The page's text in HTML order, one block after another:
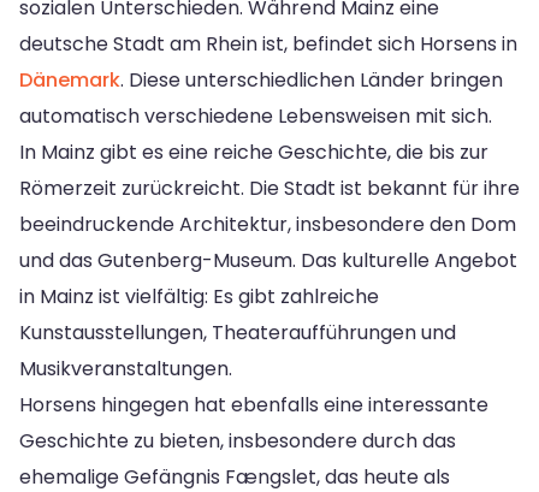
sozialen Unterschieden. Während Mainz eine
deutsche Stadt am Rhein ist, befindet sich Horsens in
Dänemark. Diese unterschiedlichen Länder bringen
automatisch verschiedene Lebensweisen mit sich.
In Mainz gibt es eine reiche Geschichte, die bis zur
Römerzeit zurückreicht. Die Stadt ist bekannt für ihre
beeindruckende Architektur, insbesondere den Dom
und das Gutenberg-Museum. Das kulturelle Angebot
in Mainz ist vielfältig: Es gibt zahlreiche
Kunstausstellungen, Theateraufführungen und
Musikveranstaltungen.
Horsens hingegen hat ebenfalls eine interessante
Geschichte zu bieten, insbesondere durch das
ehemalige Gefängnis Fængslet, das heute als